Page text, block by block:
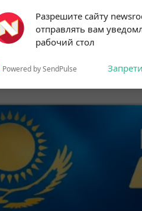
Разрешите сайту
отправлять вам
рабочий стол
Powered by SendPulse
Subscribe to our
notifications!
To enable permission prompts, click on
the notification icon
Астана:19°C Алматы: